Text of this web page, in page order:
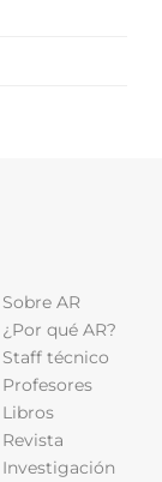
Sobre AR
¿Por qué AR?
Staff técnico
Profesores
Libros
Revista
Investigación